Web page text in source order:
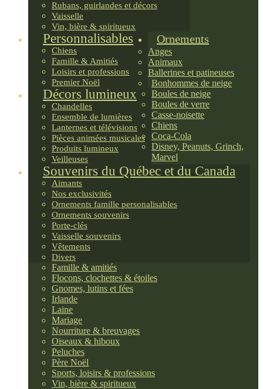
Rubans, guirlandes et décors
Vaisselle
Vin, bière & spiritueux
Personnalisables
Chiens
Famille & Amitiés
Loisirs et professions
Premier Noël
Décors lumineux
Chandelles
Ensemble de lumières
Lanternes et télévisions
Pièces animées musicales
Produits lumineux
Veilleuses
Souvenirs du Québec et du Canada
Aimants
Nos exclusivités
Ornements famille personalisables
Ornements souvenirs
Porte-clés
Vaisselle souvenirs
Vêtements
Divers
Ornements
Anges
Animaux
Ballerines et patineuses
Bonhommes de neige
Boules de neige
Boules de verre
Casse-noisette
Chiens
Coca-Cola
Disney, Peanuts, Grinch,
Marvel
Famille & amitiés
Flocons, clochettes & étoiles
Gnomes, lutins et fées
Irlande
Laine
Mariage
Nourriture & breuvages
Oiseaux & hiboux
Peluches
Père Noël
Sports, loisirs & professions
Vin, bière & spiritueux